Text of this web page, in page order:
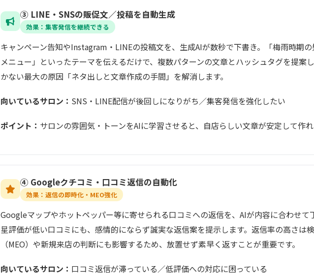
③ LINE・SNSの販促文／投稿を自動生成
効果：集客発信を継続できる
キャンペーン告知やInstagram・LINEの投稿文を、生成AIが数秒で下書き。「梅雨時期
メニュー」といったテーマを伝えるだけで、複数パターンの文章とハッシュタグを提案
かない最大の原因「ネタ出しと文章作成の手間」を解消します。
向いているサロン： SNS・LINE配信が後回しになりがち／集客発信を強化したい
ポイント： サロンの雰囲気・トーンをAIに学習させると、自店らしい文章が安定して作れ
④ Googleクチコミ・口コミ返信の自動化
効果：返信の即時化・MEO強化
Googleマップやホットペッパー等に寄せられる口コミへの返信を、AIが内容に合わせて
星評価が低い口コミにも、感情的にならず誠実な返信案を提示します。返信率の高さは
（MEO）や新規来店の判断にも影響するため、放置せず素早く返すことが重要です。
向いているサロン： 口コミ返信が滞っている／低評価への対応に困っている